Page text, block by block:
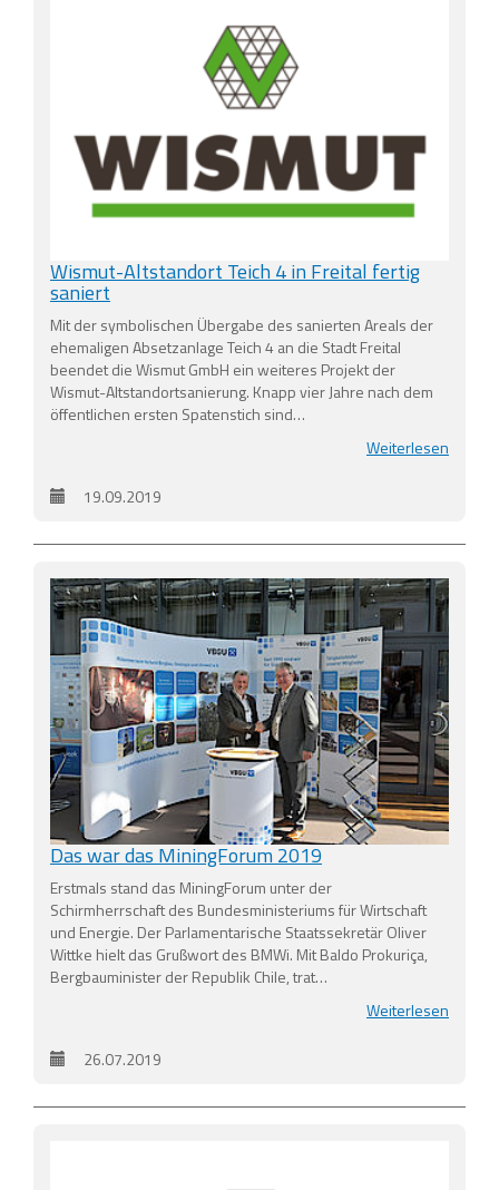
Wismut-Altstandort Teich 4 in Freital fertig
saniert
Mit der symbolischen Übergabe des sanierten Areals der
ehemaligen Absetzanlage Teich 4 an die Stadt Freital
beendet die Wismut GmbH ein weiteres Projekt der
Wismut-Altstandortsanierung. Knapp vier Jahre nach dem
öffentlichen ersten Spatenstich sind…
Weiterlesen
19.09.2019
Das war das MiningForum 2019
Erstmals stand das MiningForum unter der
Schirmherrschaft des Bundesministeriums für Wirtschaft
und Energie. Der Parlamentarische Staatssekretär Oliver
Wittke hielt das Grußwort des BMWi. Mit Baldo Prokuriça,
Bergbauminister der Republik Chile, trat…
Weiterlesen
26.07.2019